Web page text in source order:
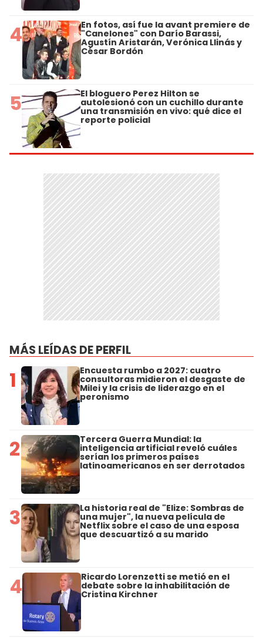
4 En fotos, así fue la avant premiere de
"Canelones" con Darío Barassi,
Agustín Aristarán, Verónica Llinás y
César Bordón
5 El bloguero Perez Hilton se
autolesionó con un cuchillo durante
una transmisión en vivo: qué dice el
reporte policial
MÁS LEÍDAS DE PERFIL
1 Encuesta rumbo a 2027: cuatro
consultoras midieron el desgaste de
Milei y la crisis de liderazgo en el
peronismo
2 Tercera Guerra Mundial: la
inteligencia artificial reveló cuáles
serían los primeros países
latinoamericanos en ser derrotados
3 La historia real de "Elize: Sombras de
una mujer", la nueva película de
Netflix sobre el caso de una esposa
que descuartizó a su marido
4 Ricardo Lorenzetti se metió en el
debate sobre la inhabilitación de
Cristina Kirchner